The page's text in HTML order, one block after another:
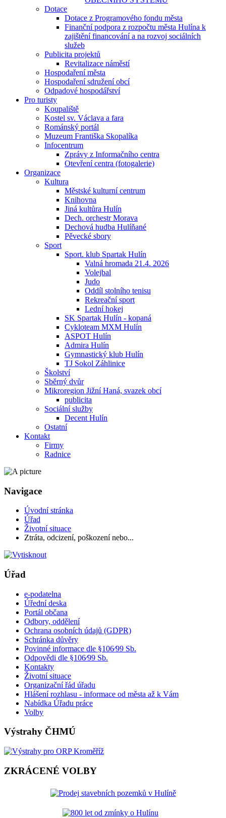
Dotace
Dotace z Programového fondu města
Finanční podpora z rozpočtu města Hulína k
zajištění financování a na rozvoj sociálních
služeb
Publicita projektů
Revitalizace náměstí
Hospodaření města
Hospodaření sdružení obcí
Odpadové hospodářství
Pro turisty
Koupaliště
Kostel sv. Václava a fara
Románský portál
Muzeum Františka Skopalíka
Infocentrum
Zprávy z Informačního centra
Otevření centra (fotogalerie)
Organizace
Kultura
Městské kulturní centrum
Knihovna
Jiná kultůra Hulín
Dech. orchestr Morava
Dechová hudba Hulíňané
Pěvecké sbory
Sport
Sport. klub Spartak Hulín
Valná hromada 21.4. 2026
Volejbal
Judo
Oddíl stolního tenisu
Rekreační sport
Lední hokej
SK Spartak Hulín - kopaná
Cykloteam MXM Hulín
ASPOT Hulín
Admira Hulín
Gymnastický klub Hulín
TJ Sokol Záhlinice
Školství
Sběrný dvůr
Mikroregion Jižní Haná, svazek obcí
publicita
Sociální služby
Decent Hulín
Ostatní
Kontakt
Firmy
Radnice
Navigace
Úvodní stránka
Úřad
Životní situace
Ztráta, odcizení, poškození nebo...
Úřad
e-podatelna
Úřední deska
Portál občana
Odbory, oddělení
Ochrana osobních údajů (GDPR)
Schránka důvěry
Povinné informace dle §106⁄99 Sb.
Odpovědi dle §106⁄99 Sb.
Kontakty
Životní situace
Organizační řád úřadu
Hlášení rozhlasu - informace od města až k Vám
Nabídka Úřadu práce
Volby
Výstrahy ČHMÚ
ZKRÁCENÉ VOLBY